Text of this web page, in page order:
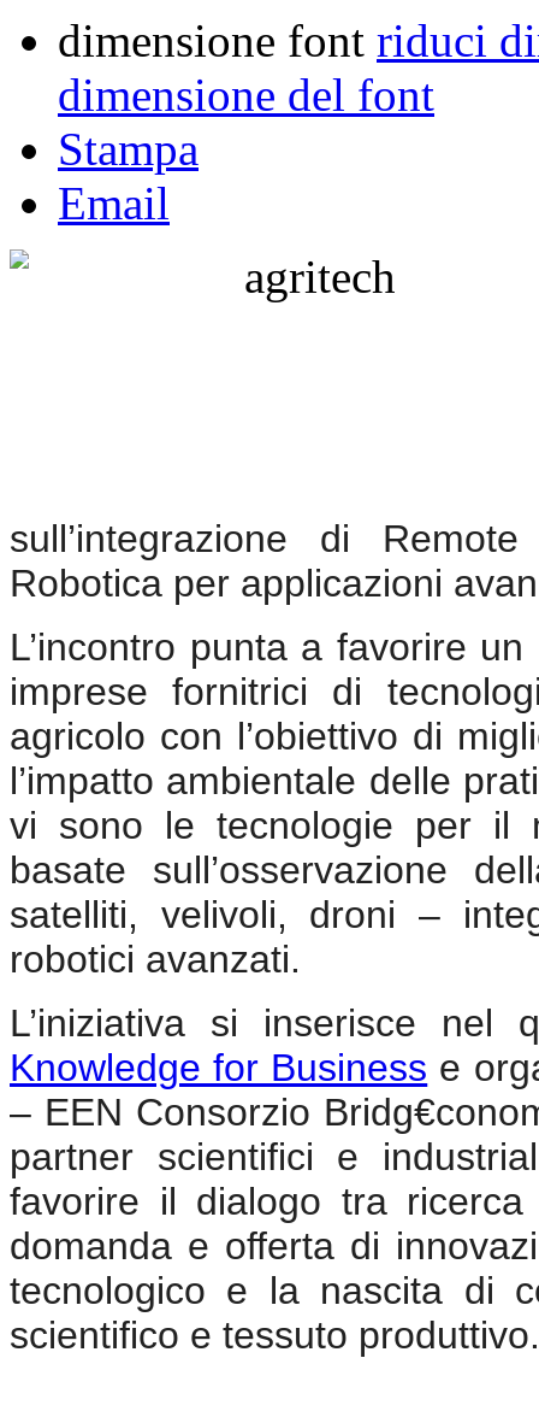
dimensione font riduci
dimensione del font
Stampa
Email
sull’integrazione di
Robotica per applicazioni
L’incontro punta a favorire
imprese fornitrici di
agricolo con l’obiettivo di
l’impatto ambientale delle
vi sono le tecnologie per il
basate sull’osservazione
satelliti, velivoli, droni –
robotici avanzati.
L’iniziativa si inserisce nel
Knowledge for Business e
– EEN Consorzio
partner scientifici e
favorire il dialogo tra ricerca
domanda e offerta di
tecnologico e la nascita di
scientifico e tessuto produttivo.